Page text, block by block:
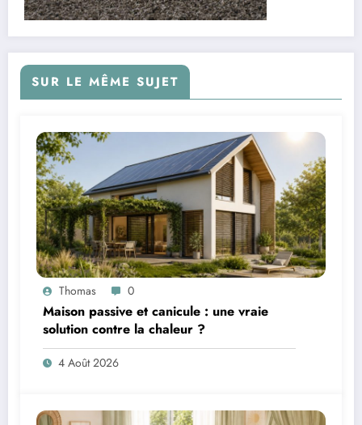
SUR LE MÊME SUJET
Thomas 0
Maison passive et canicule : une vraie
solution contre la chaleur ?
4 Août 2026